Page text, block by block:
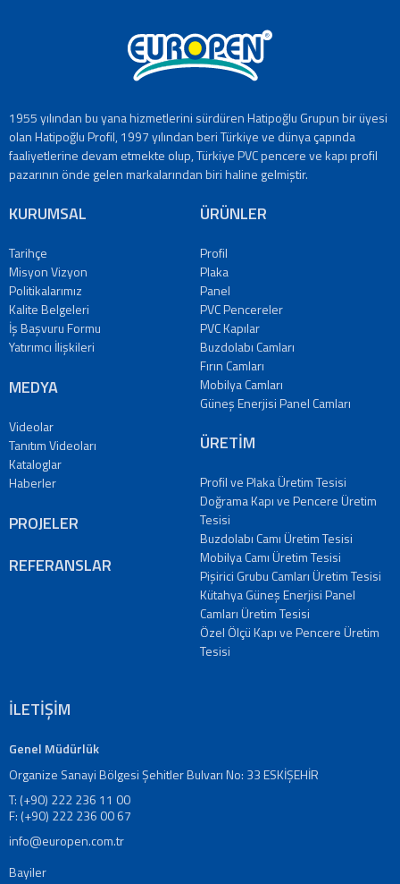
1955 yılından bu yana hizmetlerini sürdüren Hatipoğlu Grupun bir üyesi
olan Hatipoğlu Profil, 1997 yılından beri Türkiye ve dünya çapında
faaliyetlerine devam etmekte olup, Türkiye PVC pencere ve kapı profil
pazarının önde gelen markalarından biri haline gelmiştir.
KURUMSAL
Tarihçe
Misyon Vizyon
Politikalarımız
Kalite Belgeleri
İş Başvuru Formu
Yatırımcı İlişkileri
MEDYA
Videolar
Tanıtım Videoları
Kataloglar
Haberler
PROJELER
REFERANSLAR
ÜRÜNLER
Profil
Plaka
Panel
PVC Pencereler
PVC Kapılar
Buzdolabı Camları
Fırın Camları
Mobilya Camları
Güneş Enerjisi Panel Camları
ÜRETİM
Profil ve Plaka Üretim Tesisi
Doğrama Kapı ve Pencere Üretim
Tesisi
Buzdolabı Camı Üretim Tesisi
Mobilya Camı Üretim Tesisi
Pişirici Grubu Camları Üretim Tesisi
Kütahya Güneş Enerjisi Panel
Camları Üretim Tesisi
Özel Ölçü Kapı ve Pencere Üretim
Tesisi
İLETİŞİM
Genel Müdürlük
Organize Sanayi Bölgesi Şehitler Bulvarı No: 33 ESKİŞEHİR
T: (+90) 222 236 11 00
F: (+90) 222 236 00 67
info@europen.com.tr
Bayiler